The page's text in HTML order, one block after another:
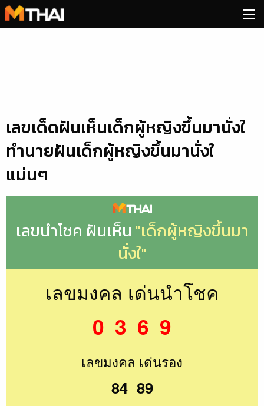
Skip
to
เลขเด็ดฝันเห็นเด็กผู้หญิงขึ้นมานั่งใ
ทำนายฝันเด็กผู้หญิงขึ้นมานั่งใ
แม่นๆ
เลขนำโชค ฝันเห็น "เด็กผู้หญิงขึ้นมา
นั่งใ"
เลขมงคล เด่นนำโชค
0 3 6 9
เลขมงคล เด่นรอง
84 89